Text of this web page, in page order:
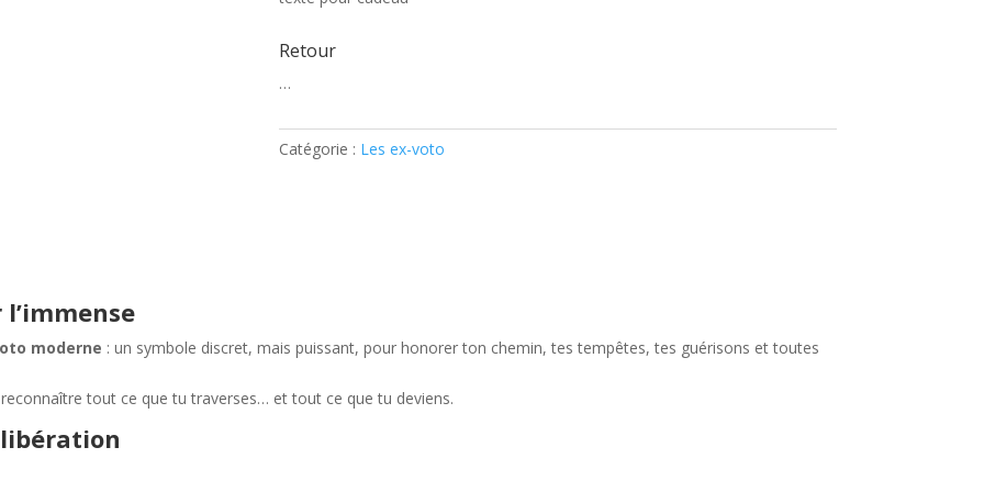
Retour
…
Catégorie : Les ex-voto
moderne : un symbole discret, mais puissant, pour honorer ton chemin, tes tempêtes, tes guérisons et toutes
tout ce que tu traverses… et tout ce que tu deviens.